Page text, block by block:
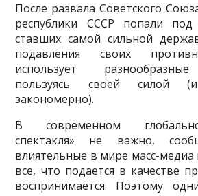
После развала Советского
республики СССР попали
ставших самой сильной
подавления своих
использует
пользуясь своей силой
закономерно).
В современном
спектакля» не важно,
влиятельные в мире масс-медиа
все, что подается в качестве
воспринимается. Поэтому